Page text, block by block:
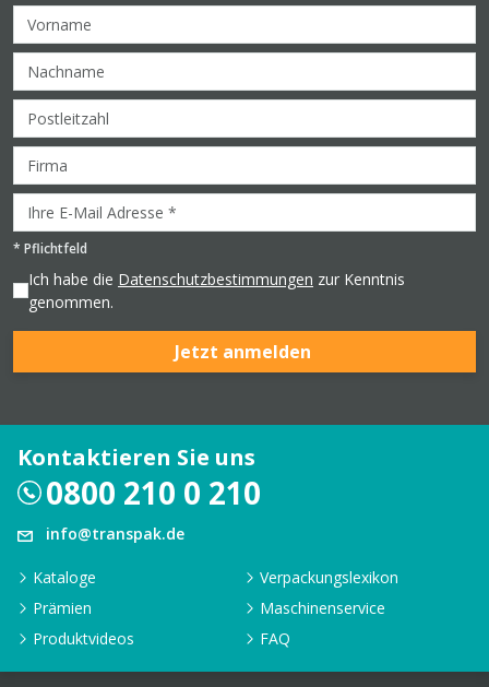
* Pflichtfeld
Ich habe die Datenschutzbestimmungen zur Kenntnis
genommen.
Jetzt anmelden
Kontaktieren Sie uns
0800 210 0 210
info@transpak.de
Kataloge
Verpackungslexikon
Prämien
Maschinenservice
Produktvideos
FAQ